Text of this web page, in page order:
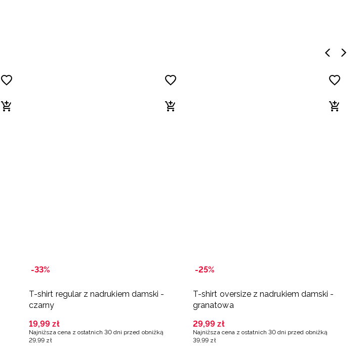
-33%
T-shirt regular z nadrukiem damski -
czarny
19,99 zł
Najniższa cena z ostatnich 30 dni przed obniżką
29,99 zł
-25%
T-shirt oversize z nadrukiem damski -
granatowa
29,99 zł
Najniższa cena z ostatnich 30 dni przed obniżką
39,99 zł